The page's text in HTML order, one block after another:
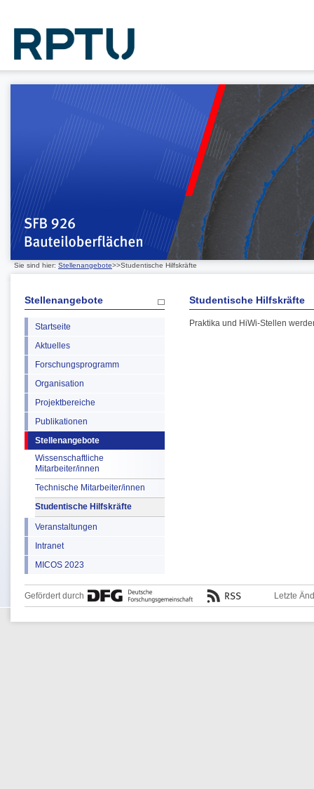
Sie sind hier: Stellenangebote>>Studentische Hilfskräfte
Stellenangebote
Startseite
Aktuelles
Forschungsprogramm
Organisation
Projektbereiche
Publikationen
Stellenangebote
Wissenschaftliche
Mitarbeiter/innen
Technische Mitarbeiter/innen
Studentische Hilfskräfte
Veranstaltungen
Intranet
MICOS 2023
Studentische Hilfskräfte
Praktika und HiWi-Stellen
Gefördert durch Letzte